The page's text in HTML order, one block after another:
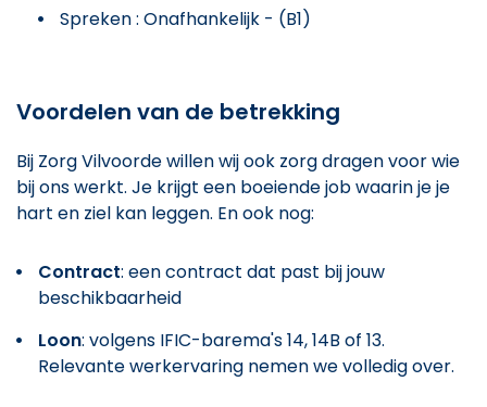
Spreken : Onafhankelijk - (B1)
Voordelen van de betrekking
Bij Zorg Vilvoorde willen wij ook zorg dragen voor wie
bij ons werkt. Je krijgt een boeiende job waarin je je
hart en ziel kan leggen. En ook nog:
Contract: een contract dat past bij jouw
beschikbaarheid
Loon: volgens IFIC-barema's 14, 14B of 13.
Relevante werkervaring nemen we volledig over.